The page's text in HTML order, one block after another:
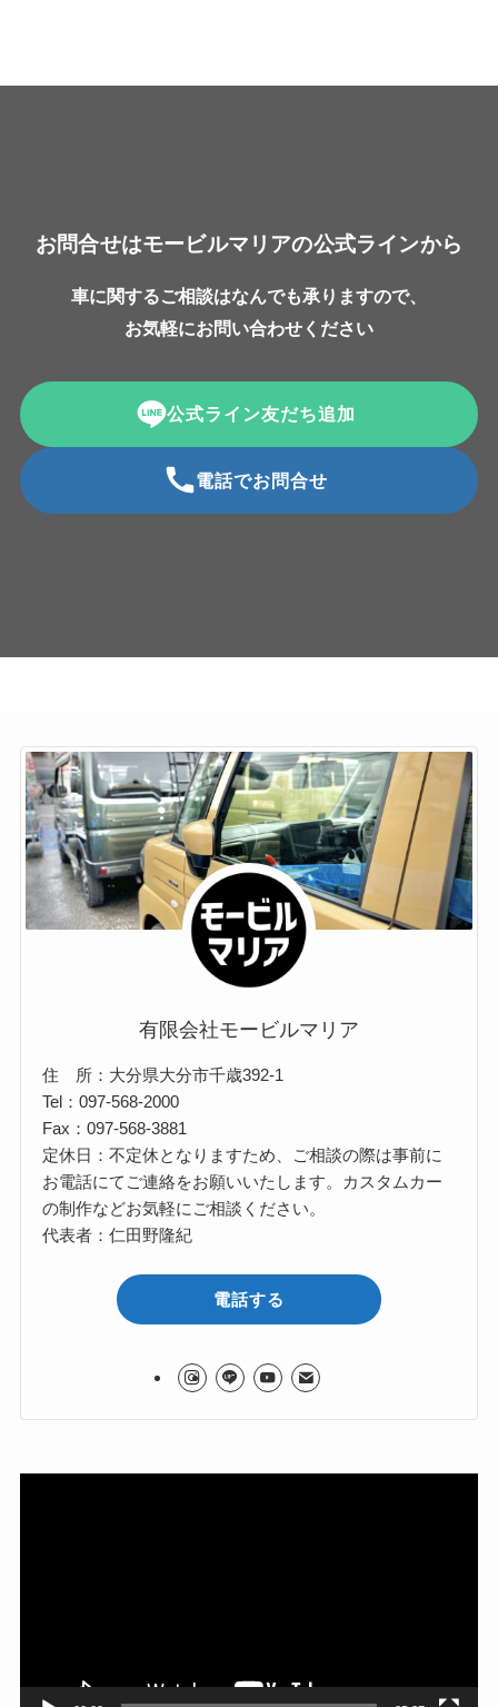
お問合せはモービルマリアの公式ラインから
車に関するご相談はなんでも承りますので、
お気軽にお問い合わせください
公式ライン友だち追加
電話でお問合せ
有限会社モービルマリア
住 所：大分県大分市千歳392-1
Tel：097-568-2000
Fax：097-568-3881
定休日：不定休となりますため、ご相談の際は事前に
お電話にてご連絡をお願いいたします。カスタムカー
の制作などお気軽にご相談ください。
代表者：仁田野隆紀
電話する